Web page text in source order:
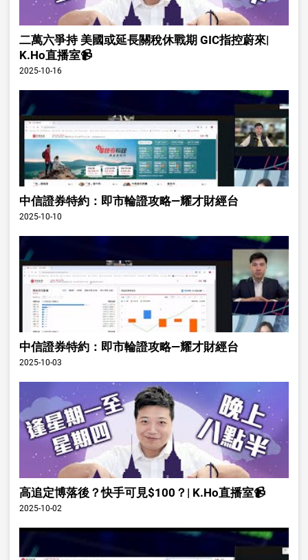
二萬六爭持 美國或延長關稅休戰期 GIC指控蔚來|
K.Ho直播室📹
2025-10-16
中信證券特約：即市輪證攻略—耀才財經台
2025-10-10
中信證券特約：即市輪證攻略—耀才財經台
2025-10-03
高追定博落後？快手可見$100？| K.Ho直播室📹
2025-10-02